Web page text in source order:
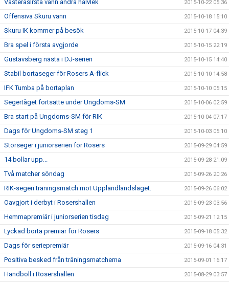
VästeråsIrsta vann andra halvlek 2015-10-22 05:36
Offensiva Skuru vann 2015-10-18 15:10
Skuru IK kommer på besök 2015-10-17 04:39
Bra spel i första avgjorde 2015-10-15 22:19
Gustavsberg nästa i DJ-serien 2015-10-15 14:40
Stabil bortaseger för Rosers A-flick 2015-10-10 14:58
IFK Tumba på bortaplan 2015-10-10 05:15
Segertåget fortsatte under Ungdoms-SM 2015-10-06 02:59
Bra start på Ungdoms-SM för RIK 2015-10-04 07:17
Dags för Ungdoms-SM steg 1 2015-10-03 05:10
Storseger i juniorserien för Rosers 2015-09-29 04:59
14 bollar upp... 2015-09-28 21:09
Två matcher söndag 2015-09-26 20:26
RIK-segeri träningsmatch mot Upplandlandslaget. 2015-09-26 06:02
Oavgjort i derbyt i Rosershallen 2015-09-23 03:56
Hemmapremiär i juniorserien tisdag 2015-09-21 12:15
Lyckad borta premiär för Rosers 2015-09-18 05:32
Dags för seriepremiär 2015-09-16 04:31
Positiva besked från träningsmatcherna 2015-09-01 16:17
Handboll i Rosershallen 2015-08-29 03:57